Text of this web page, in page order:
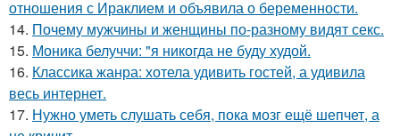
отношения с Ираклием и объявила о беременности.
14. Почему мужчины и женщины по-разному видят секс.
15. Моника белуччи: "я никогда не буду худой.
16. Классика жанра: хотела удивить гостей, а удивила
весь интернет.
17. Нужно уметь слушать себя, пока мозг ещё шепчет, а